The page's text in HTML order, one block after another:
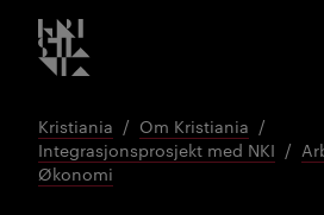
Gå
til
Kristiania logo
Kristiania
Om Kristiania
Integrasjonsprosjekt med NKI
Økonomi